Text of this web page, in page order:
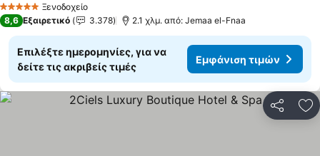
5 Αστέρια Ξενοδοχείο
8,6 Εξαιρετικό 3.378 2.1 χλμ. από: Jemaa el-Fnaa
Επιλέξτε ημερομηνίες, για να
δείτε τις ακριβείς τιμές
Εμφάνιση τιμών